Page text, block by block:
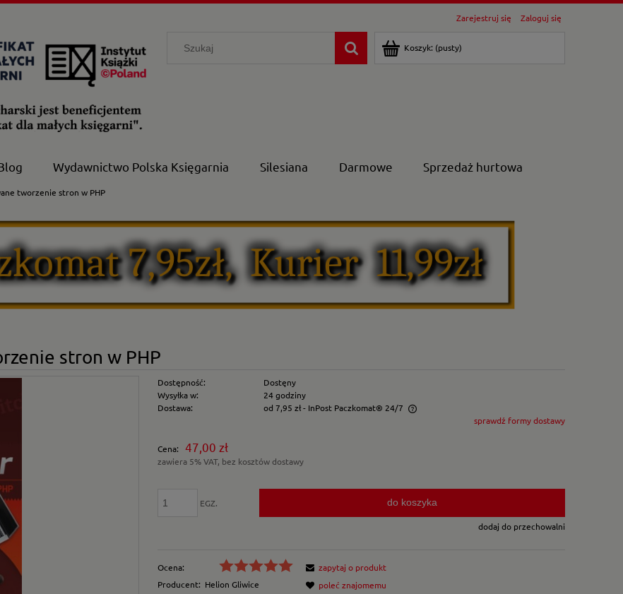
Zarejestruj się Zaloguj się
Koszyk: (pusty)
Wydawnictwo Polska Księgarnia Silesiana Darmowe Sprzedaż hurtowa
tworzenie stron w PHP
stron w PHP
Dostępność:
Dostęny
Wysyłka w:
24 godziny
Dostawa:
od 7,95 zł- InPost Paczkomat® 24/7
płatności
sprawdź formy dostawy
Cena: 47,00 zł
zawiera 5% VAT, bez kosztów dostawy
EGZ. do koszyka
dodaj do przechowalni
Ocena:
Producent: Helion Gliwice
zapytaj o produkt
poleć znajomemu